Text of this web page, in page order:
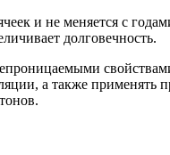
и не меняется с
долговечность.
а также применять